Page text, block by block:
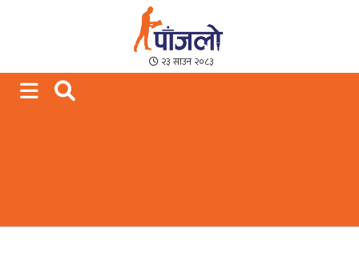
Paajalo News
We are from Far West Nepal
२३ साउन २०८३